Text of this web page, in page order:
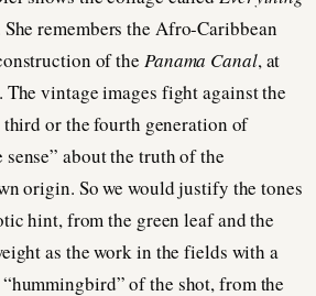
She remembers the Afro-Caribbean
of the Panama Canal, at
vintage images fight against the
or the fourth generation of
about the truth of the
origin. So we would justify the tones
hint, from the green leaf and the
as the work in the fields with a
of the shot, from the